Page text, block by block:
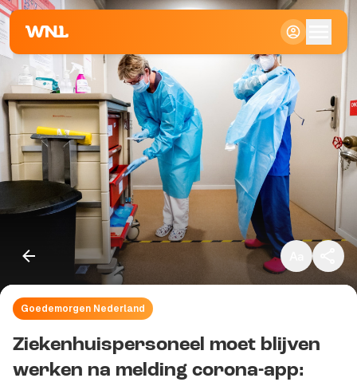
Klein
Standaard
Groot
Goedemorgen Nederland
Ziekenhuispersoneel moet blijven
werken na melding corona-app: